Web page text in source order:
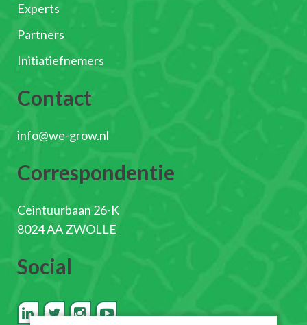
Experts
Partners
Initiatiefnemers
Contact
info@we-grow.nl
Correspondentie
Ceintuurbaan 26-K
8024 AA ZWOLLE
Social